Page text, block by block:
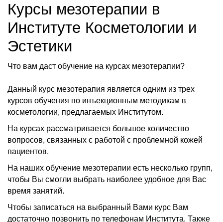
Курсы мезотерапии в
Институте Косметологии и
Эстетики
Что вам даст обучение на курсах мезотерапии?
Данный курс мезотерапия является одним из трех
курсов обучения по инъекционным методикам в
косметологии, предлагаемых Институтом.
На курсах рассматривается большое количество
вопросов, связанных с работой с проблемной кожей
пациентов.
На наших обучение мезотерапии есть несколько групп,
чтобы Вы смогли выбрать наиболее удобное для Вас
время занятий.
Чтобы записаться на выбранный Вами курс Вам
достаточно позвонить по телефонам Института. Также